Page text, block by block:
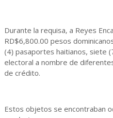
Durante la requisa, a Reyes
RD$6,800.00 pesos
(4) pasaportes haitianos, siete
electoral a nombre de
de crédito.
Estos objetos se encontraban